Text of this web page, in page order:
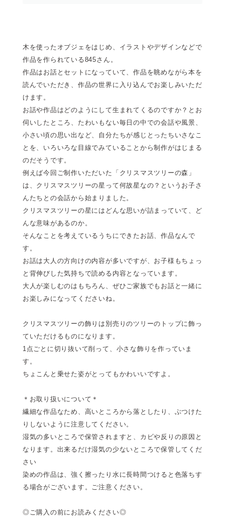
木を使ったオブジェをはじめ、イラストやデザインなどで
作品を作られている845さん。
作品はお話とセットになっていて、作品を眺めながら本を
読んでいただき、作品の世界に入り込んでお楽しみいただ
けます。
お話や作品はどのようにして生まれてくるのですか？とお
伺いしたところ、たわいもない毎日の中での会話や風景、
小さい頃の思い出など、自分たちが感じとったちいさなこ
とを、いろいろな目線でみていることから制作がはじまる
のだそうです。
例えば今回ご制作いただいた「クリスマスツリーの森」
は、クリスマスツリーの星って何故星なの？というお子さ
んたちとの会話から始まりました。
クリスマスツリーの星にはどんな思いが詰まっていて、ど
んな意味があるのか。
そんなことを考えているうちにできたお話、作品なんで
す。
お話は大人の方向けの内容が多いですが、お子様もちょっ
と背伸びした気持ちで読める内容となっています。
大人が楽しむのはもちろん、ぜひご家族でもお話と一緒に
お楽しみになってくださいね。
クリスマスツリーの飾りは別売りのツリーのトップに飾っ
ていただけるものになります。
1点ごとに切り抜いて削って、小さな飾りを作っていま
す。
ちょこんと乗せた姿がとってもかわいいですよ。
＊お取り扱いについて＊
繊細な作品なため、高いところから落としたり、ぶつけた
りしないように注意してください。
湿気の多いところで保管されますと、カビや反りの原因と
なります。出来るだけ湿気の少ないところで保管してくだ
さい
染めの作品は、強く擦ったり水に長時間つけると色落ちす
る場合がございます。ご注意ください。
◎ご購入の前にお読みください◎